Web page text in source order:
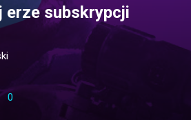
erze subskrypcji
0